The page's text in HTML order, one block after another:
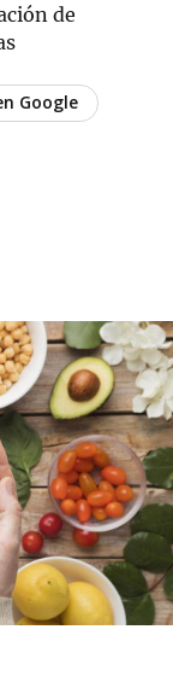
de
Google